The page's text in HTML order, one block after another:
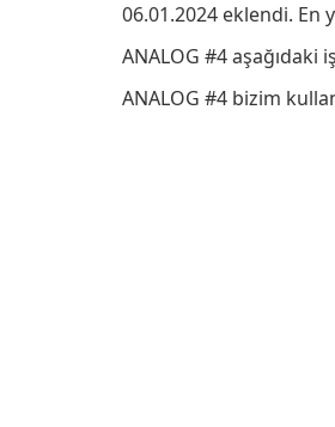
06.01.2024 eklendi. En
ANALOG #4 aşağıdaki
ANALOG #4 bizim